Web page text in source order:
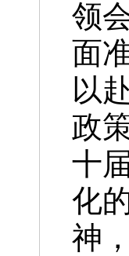
领
面
以
政
十
化
神